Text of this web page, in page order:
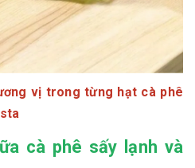
vị trong từng hạt cà phê
cà phê sấy lạnh và